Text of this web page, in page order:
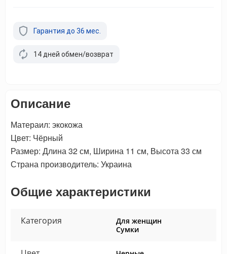
Гарантия до 36 мес.
14 дней обмен/возврат
Описание
Матераил: экокожа
Цвет: Чёрный
Размер: Длина 32 см, Ширина 11 см, Высота 33 см
Страна производитель: Украина
Общие характеристики
Категория
Для женщин
Сумки